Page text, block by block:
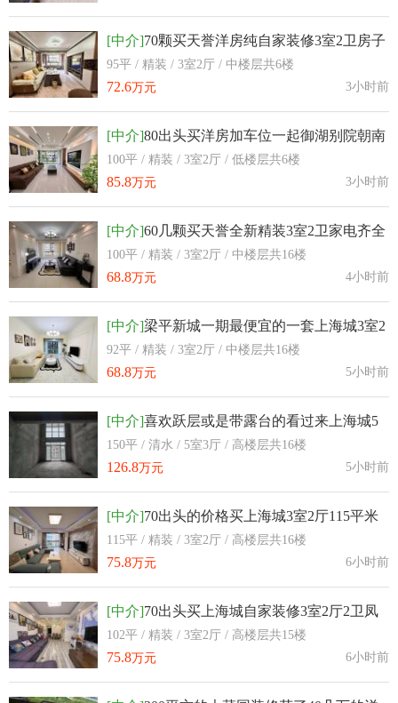
[中介]70颗买天誉洋房纯自家装修3室2卫房子
也是全新只搬了一个家品质小区
95平 / 精装 / 3室2厅 / 中楼层共6楼
72.6万元 3小时前
[中介]80出头买洋房加车位一起御湖别院朝南
朝小区
100平 / 精装 / 3室2厅 / 低楼层共6楼
85.8万元 3小时前
[中介]60几颗买天誉全新精装3室2卫家电齐全
拎包入住
100平 / 精装 / 3室2厅 / 中楼层共16楼
68.8万元 4小时前
[中介]梁平新城一期最便宜的一套上海城3室2
厅92平米
92平 / 精装 / 3室2厅 / 中楼层共16楼
68.8万元 5小时前
[中介]喜欢跃层或是带露台的看过来上海城5
室3厅实得200多平
150平 / 清水 / 5室3厅 / 高楼层共16楼
126.8万元 5小时前
[中介]70出头的价格买上海城3室2厅115平米
朝南自己装修的
115平 / 精装 / 3室2厅 / 高楼层共16楼
75.8万元 6小时前
[中介]70出头买上海城自家装修3室2厅2卫凤
凰楼层
102平 / 精装 / 3室2厅 / 高楼层共15楼
75.8万元 6小时前